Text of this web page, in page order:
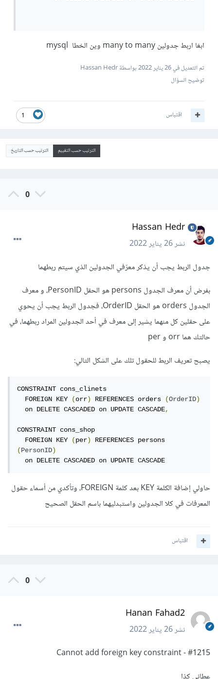
ابغا اربط جدولين many to many وين الخطا mysql
تم التعديل في26 يناير 2022
بواسطة Hassan Hedr
توضيح السؤال
1 اقتباس
الترتيب حسب التقييم الترتيب حسب التاريخ
0
Hassan Hedr
نشر26 يناير 2022
جدول الربط يجب أن يذكر معرّفي الجدولين الذي سيتم ربطهما
بفرض أن معرف الجدول persons هو الحقل PersonID، و معرف
الجدول orders هو الحقل OrderID، فجدول الربط يجب أن يحوي
على حقلين كل منهما يشير إلى معرف في أحد الجدولين المراد ربطهما، في
حالتك هما orr و per
يصبح تعريف الربط للحقول تلك على الشكل التالي:
CONSTRAINT cons_clinets
  FOREIGN KEY
(orr) REFERENCES orders (OrderID)
  on DELETE CASCADED on UPDATE CASCADE
,
CONSTRAINT cons_shop
  FOREIGN KEY
(per)
(PersonID)
  on DELETE CASCADED on UPDATE CASCADE
حاولي إضافة الكلمة KEY بعد كلمة FOREIGN، وتأكدي من أسماء حقول
المعرفات في كلا الجدولين واستبدليهما باسم الحقل الصحيح
اقتباس
0
Hanan Fahad2
نشر26 يناير 2022
#1215 - Cannot add foreign key constraint